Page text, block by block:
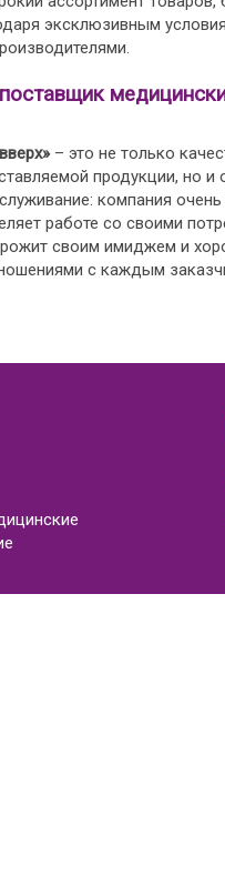
эксклюзивным
– это не только
продукции, но и
компания
работе со своими
своим имиджем и
с каждым